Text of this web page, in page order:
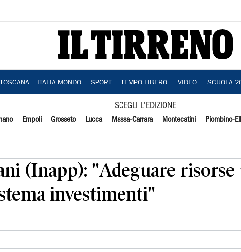
TOSCANA ITALIA MONDO SPORT TEMPO LIBERO VIDEO SCUOLA
SCEGLI L'EDIZIONE
Empoli Grosseto Lucca Massa-Carrara Montecatini Piombino-
(Inapp): "Adeguare risorse
investimenti"